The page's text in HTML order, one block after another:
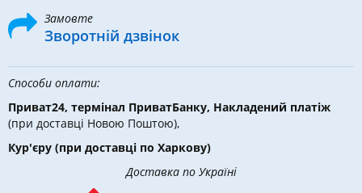
Замовте
Зворотній дзвінок
Способи оплати:
Приват24, термінал ПриватБанку, Накладений платіж
(при доставці Новою Поштою),
Кур'єру (при доставці по Харкову)
Доставка по Україні